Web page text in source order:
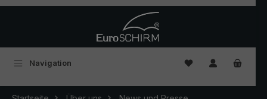
Navigation Du hast 0